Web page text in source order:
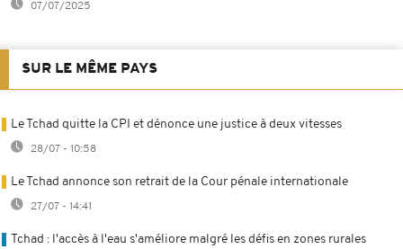
07/07/2025
SUR LE MÊME PAYS
Le Tchad quitte la CPI et dénonce une justice à deux vitesses
28/07 - 10:58
Le Tchad annonce son retrait de la Cour pénale internationale
27/07 - 14:41
Tchad : l'accès à l'eau s'améliore malgré les défis en zones rurales